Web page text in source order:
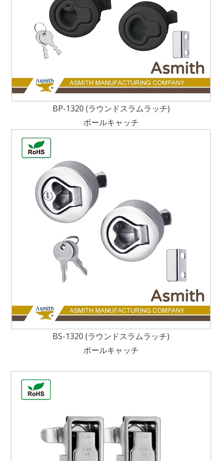
BP-1320 (ラウンドスラムラッチ)
ボールキャッチ
BS-1320 (ラウンドスラムラッチ)
ボールキャッチ